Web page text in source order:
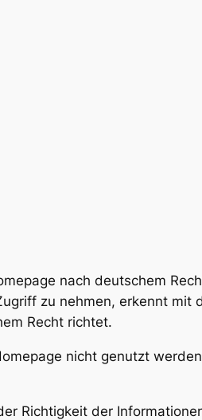
nach deutschem
zu nehmen, erkennt mit
Recht richtet.
nicht genutzt
Richtigkeit der